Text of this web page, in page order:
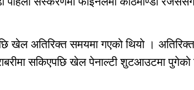
खेल अतिरिक्त समयमा गएकाे थियाे । अतिरिक्त
सकिएपछि खेल पेनाल्टी शुटआउटमा पुगेकाे